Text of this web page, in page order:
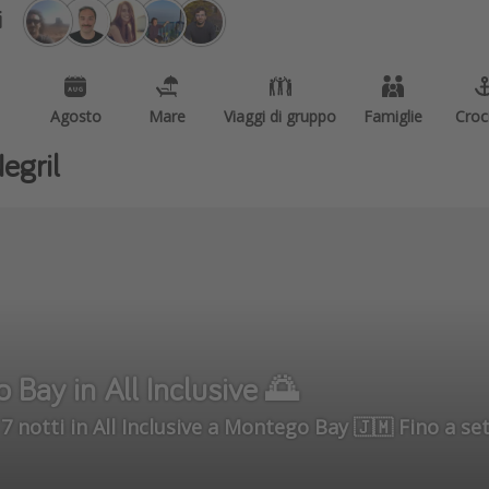
Agosto Mare Viaggi di gruppo Famiglie
Bay in All Inclusive 🌅
🇯🇲Voli a/r Diretti NEOS per Montego Bay e 7 notti in All Inclusive a Montego Bay 🇯🇲